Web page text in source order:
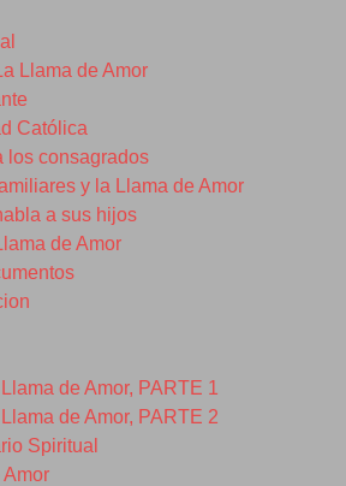
Llama de Amor
Católica
los consagrados
y la Llama de Amor
a sus hijos
de Amor
de Amor, PARTE 1
de Amor, PARTE 2
Spiritual